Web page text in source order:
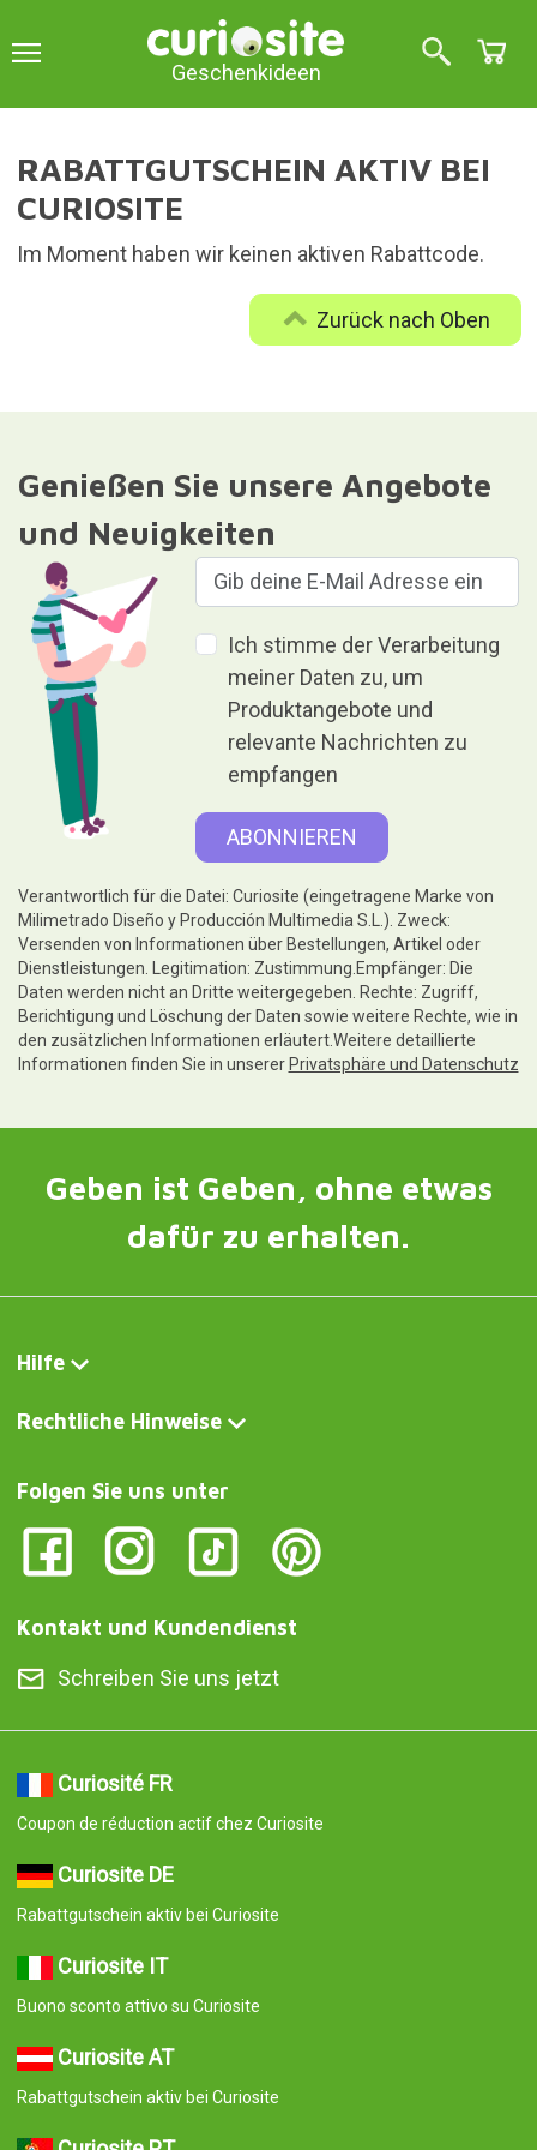
Geschenkideen
RABATTGUTSCHEIN AKTIV BEI
CURIOSITE
Im Moment haben wir keinen aktiven Rabattcode.
Zurück nach Oben
Genießen Sie unsere Angebote
und Neuigkeiten
Ich stimme der Verarbeitung
meiner Daten zu, um
Produktangebote und
relevante Nachrichten zu
empfangen
Verantwortlich für die Datei: Curiosite (eingetragene Marke von
Milimetrado Diseño y Producción Multimedia S.L.). Zweck:
Versenden von Informationen über Bestellungen, Artikel oder
Dienstleistungen. Legitimation: Zustimmung.Empfänger: Die
Daten werden nicht an Dritte weitergegeben. Rechte: Zugriff,
Berichtigung und Löschung der Daten sowie weitere Rechte, wie in
den zusätzlichen Informationen erläutert.Weitere detaillierte
Informationen finden Sie in unserer Privatsphäre und Datenschutz
Geben ist Geben, ohne etwas
dafür zu erhalten.
Hilfe
Rechtliche Hinweise
Folgen Sie uns unter
Kontakt und Kundendienst
Schreiben Sie uns jetzt
Curiosité FR
Coupon de réduction actif chez Curiosite
Curiosite DE
Rabattgutschein aktiv bei Curiosite
Curiosite IT
Buono sconto attivo su Curiosite
Curiosite AT
Rabattgutschein aktiv bei Curiosite